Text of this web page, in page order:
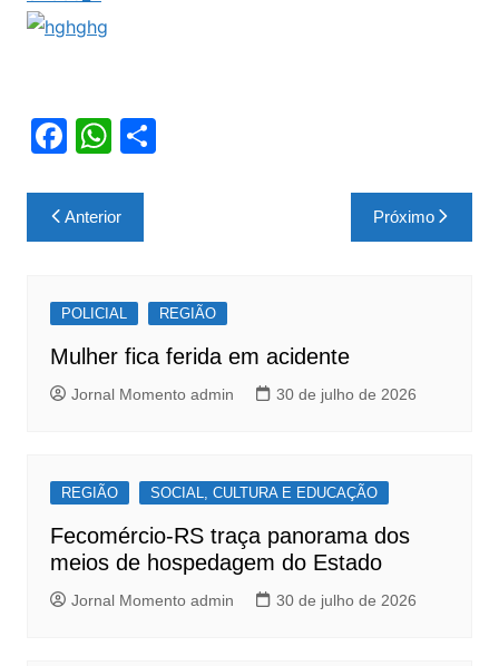
F
c
e
o
o
k
W
at
s
p
p
S
Navegação
de
Anterior Próximo
POLICIAL REGIÃO
Mulher fica ferida em acidente
Jornal Momento admin 30 de julho de 2026
REGIÃO SOCIAL, CULTURA E EDUCAÇÃO
Fecomércio-RS traça panorama dos
meios de hospedagem do Estado
Jornal Momento admin 30 de julho de 2026